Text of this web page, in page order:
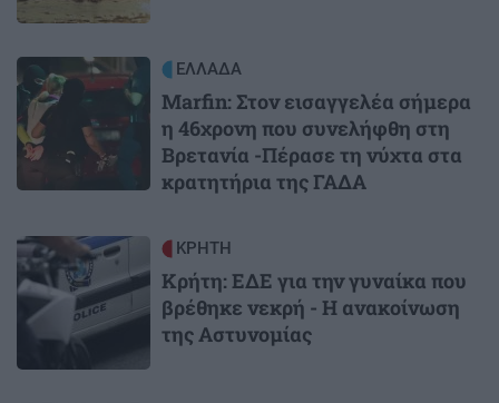
Image ΕΛΛΑΔΑ
Marfin: Στον εισαγγελέα σήμερα
η 46χρονη που συνελήφθη στη
Βρετανία -Πέρασε τη νύχτα στα
κρατητήρια της ΓΑΔΑ
Image ΚΡΗΤΗ
Κρήτη: ΕΔΕ για την γυναίκα που
βρέθηκε νεκρή - Η ανακοίνωση
της Αστυνομίας